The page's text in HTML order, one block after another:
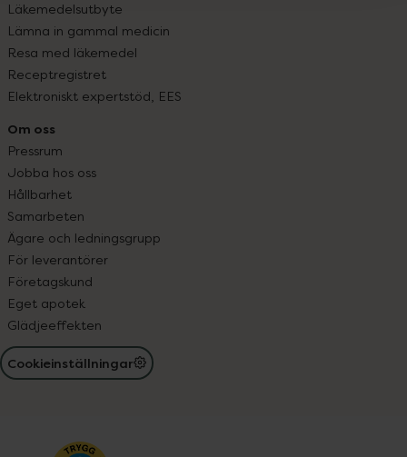
Läkemedelsutbyte
Lämna in gammal medicin
Resa med läkemedel
Receptregistret
Elektroniskt expertstöd, EES
Om oss
Pressrum
Jobba hos oss
Hållbarhet
Samarbeten
Ägare och ledningsgrupp
För leverantörer
Företagskund
Eget apotek
Glädjeeffekten
Cookieinställningar